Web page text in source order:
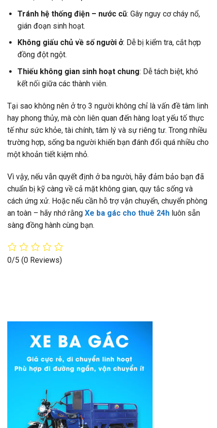
Tránh hệ thống điện – nước cũ: Gây nguy cơ cháy nổ,
gián đoạn sinh hoạt.
Không giấu chủ về số người ở: Dễ bị kiểm tra, cắt hợp
đồng đột ngột.
Thiếu không gian sinh hoạt chung: Dễ tách biệt, khó
kết nối giữa các thành viên.
Tại sao không nên ở trọ 3 người không chỉ là vấn đề tâm linh
hay phong thủy, mà còn liên quan đến hàng loạt yếu tố thực
tế như sức khỏe, tài chính, tâm lý và sự riêng tư. Trong nhiều
trường hợp, sống ba người khiến bạn đánh đổi quá nhiều cho
một khoản tiết kiệm nhỏ.
Vì vậy, nếu vẫn quyết định ở ba người, hãy đảm bảo bạn đã
chuẩn bị kỹ càng về cả mặt không gian, quy tắc sống và
cách ứng xử. Hoặc nếu cần hỗ trợ vận chuyển, chuyển phòng
an toàn – hãy nhớ rằng Xe ba gác cho thuê 24h luôn sẵn
sàng đồng hành cùng bạn.
0/5 (0 Reviews)